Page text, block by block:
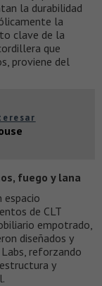
la durabilidad
la
clave de la
que
proviene del
fuego y lana
espacio
de CLT
empotrado,
diseñados y
reforzando
y